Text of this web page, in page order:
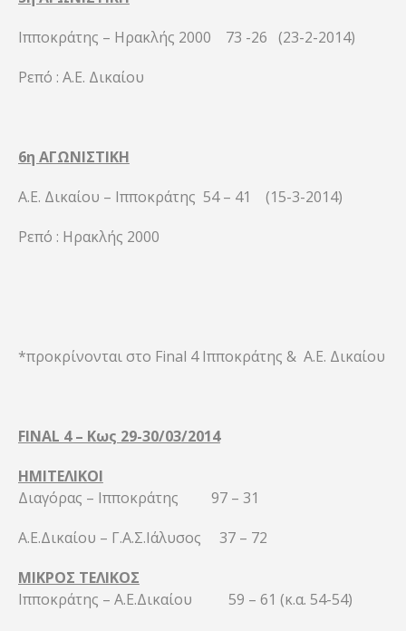
Ιπποκράτης – Ηρακλής 2000 73 -26 (23-2-2014)
Ρεπό : Α.Ε. Δικαίου
6η ΑΓΩΝΙΣΤΙΚΗ
Α.Ε. Δικαίου – Ιπποκράτης 54 – 41 (15-3-2014)
Ρεπό : Ηρακλής 2000
*προκρίνονται στο Final 4 Ιπποκράτης & Α.Ε. Δικαίου
FINAL 4 – Κως 29-30/03/2014
ΗΜΙΤΕΛΙΚΟΙ
Διαγόρας – Ιπποκράτης 97 – 31
Α.Ε.Δικαίου – Γ.Α.Σ.Ιάλυσος 37 – 72
ΜΙΚΡΟΣ ΤΕΛΙΚΟΣ
Ιπποκράτης – Α.Ε.Δικαίου 59 – 61 (κ.α. 54-54)